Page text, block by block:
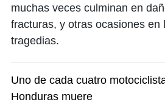
muchas veces culminan en
fracturas, y otras ocasiones en
tragedias.
Uno de cada cuatro
Honduras muere